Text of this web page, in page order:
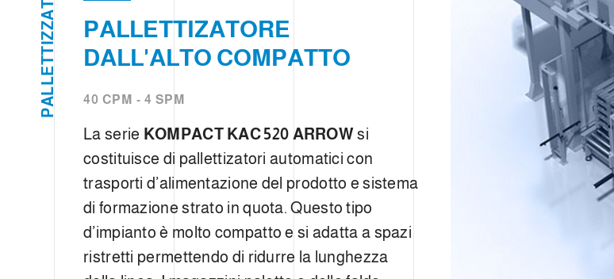
P
A
L
L
E
T
T
I
Z
Z
A
T
PALLETTIZATORE
DALL'ALTO COMPATTO
40 CPM - 4 SPM
La serie KOMPACT KAC 520 ARROWsi
costituisce di pallettizatori automatici con
trasporti d’alimentazione del prodotto e sistema
di formazione strato in quota. Questo tipo
d’impianto è molto compatto e si adatta a spazi
ristretti permettendo di ridurre la lunghezza